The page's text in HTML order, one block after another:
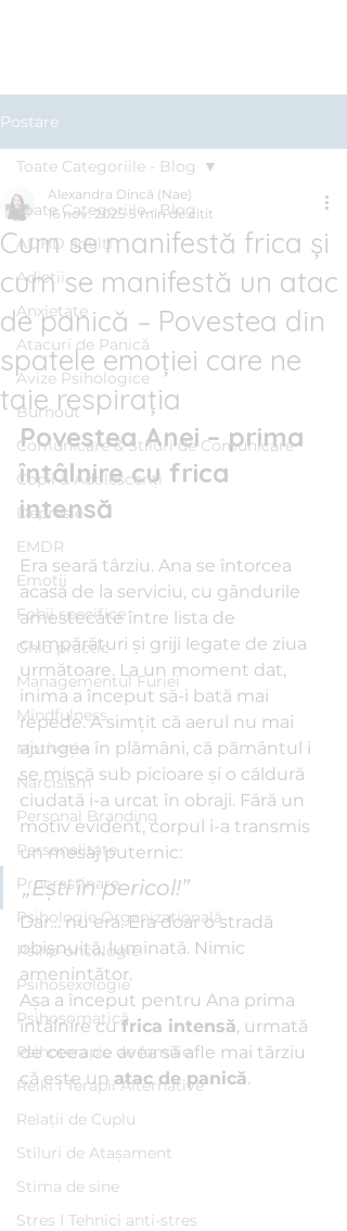
Postare
Toate Categoriile - Blog
ADHD adulți
Adicții
Anxietate
Atacuri de Panică
Avize Psihologice
Burnout
Comunicare & Stiluri de Comunicare
Copii & Adolescenți
Depresie
EMDR
Emoții
Fobii specifice
Ghid practic
Managementul Furiei
Mindfulness
Motivație
Narcisism
Personal Branding
Personalitate
Procrastinare
Psihologie Organizațională
Psiho-oncologie
Psihosexologie
Psihosomatică
Psihoterapie de familie
Reiki I Terapii Alternative
Relații de Cuplu
Stiluri de Atașament
Stima de sine
Stres I Tehnici anti-stres
Toate Categoriile - Blog
Cum se manifestă frica și
cum se manifestă un atac
de panică – Povestea din
spatele emoției care ne
taie respirația
Alexandra Dincă (Nae)
16 nov. 2025 5 min de citit
Povestea Anei – prima
întâlnire cu frica
intensă
Era seară târziu. Ana se întorcea
acasă de la serviciu, cu gândurile
amestecate între lista de
cumpărături și griji legate de ziua
următoare. La un moment dat,
inima a început să-i bată mai
repede. A simțit că aerul nu mai
ajungea în plămâni, că pământul i
se mișcă sub picioare și o căldură
ciudată i-a urcat în obraji. Fără un
motiv evident, corpul i-a transmis
un mesaj puternic:
„Ești în pericol!”
Dar… nu era. Era doar o stradă
obișnuită, luminată. Nimic
amenințător.
Așa a început pentru Ana prima
întâlnire cu frica intensă, urmată
de ceea ce avea să afle mai târziu
că este un atac de panică.